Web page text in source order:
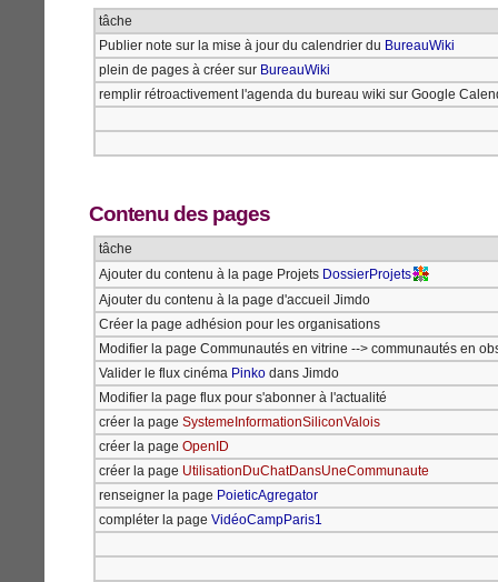
tâche
Publier note sur la mise à jour du calendrier du BureauWiki
plein de pages à créer sur BureauWiki
remplir rétroactivement l'agenda du bureau wiki sur Google
Contenu des pages
tâche
Ajouter du contenu à la page Projets DossierProjets
Ajouter du contenu à la page d'accueil Jimdo
Créer la page adhésion pour les organisations
Modifier la page Communautés en vitrine --> communautés en
Valider le flux cinéma Pinko dans Jimdo
Modifier la page flux pour s'abonner à l'actualité
créer la page SystemeInformationSiliconValois
créer la page OpenID
créer la page UtilisationDuChatDansUneCommunaute
renseigner la page PoieticAgregator
compléter la page VidéoCampParis1